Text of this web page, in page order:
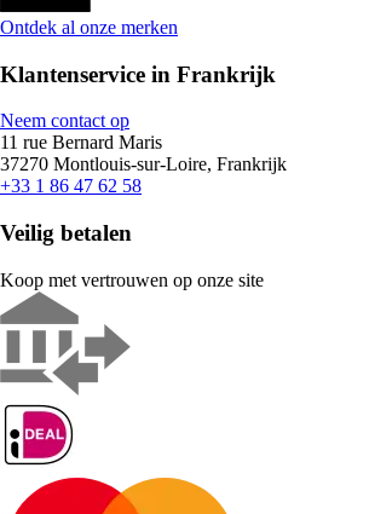
Ontdek al onze merken
Klantenservice in Frankrijk
Neem contact op
11 rue Bernard Maris
37270 Montlouis-sur-Loire, Frankrijk
+33 1 86 47 62 58
Veilig betalen
Koop met vertrouwen op onze site